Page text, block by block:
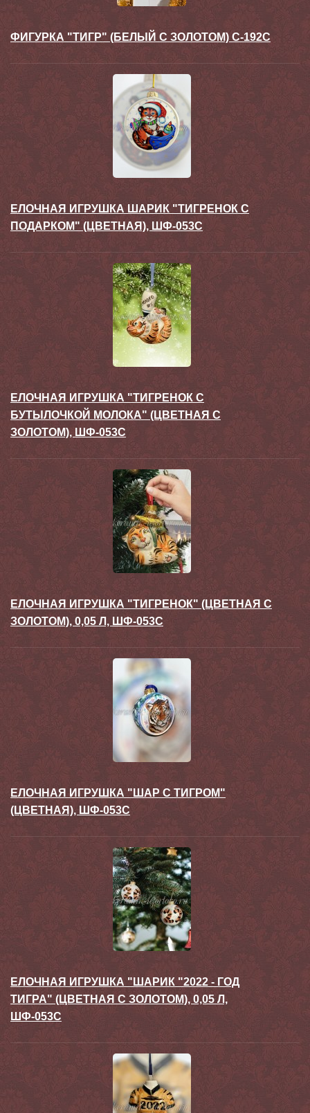
ФИГУРКА "ТИГР" (БЕЛЫЙ С ЗОЛОТОМ) С-192С
ЕЛОЧНАЯ ИГРУШКА ШАРИК "ТИГРЕНОК С
ПОДАРКОМ" (ЦВЕТНАЯ), ШФ-053С
ЕЛОЧНАЯ ИГРУШКА "ТИГРЕНОК С
БУТЫЛОЧКОЙ МОЛОКА" (ЦВЕТНАЯ С
ЗОЛОТОМ), ШФ-053С
ЕЛОЧНАЯ ИГРУШКА "ТИГРЕНОК" (ЦВЕТНАЯ С
ЗОЛОТОМ), 0,05 Л, ШФ-053С
ЕЛОЧНАЯ ИГРУШКА "ШАР С ТИГРОМ"
(ЦВЕТНАЯ), ШФ-053С
ЕЛОЧНАЯ ИГРУШКА "ШАРИК "2022 - ГОД
ТИГРА" (ЦВЕТНАЯ С ЗОЛОТОМ), 0,05 Л,
ШФ-053С